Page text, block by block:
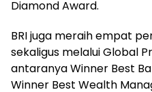
Diamond Award.
BRI juga meraih empat
sekaligus melalui Global
antaranya Winner Best
Winner Best Wealth